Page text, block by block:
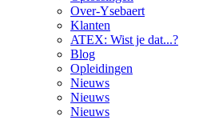
Over-Ysebaert
Klanten
ATEX: Wist je dat...?
Blog
Opleidingen
Nieuws
Nieuws
Nieuws